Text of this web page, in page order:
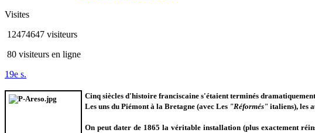
Visites
12474647 visiteurs
80 visiteurs en ligne
19e s.
Cinq siècles d'histoire franciscaine s'étaient terminés
Les uns du Piémont à la Bretagne (avec Les "Réformés" italiens), les
On peut dater de 1865 la véritable installation (plus exactement